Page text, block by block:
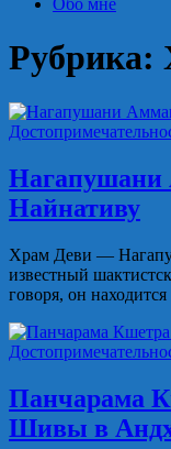
Обо мне
Рубрика:
Нагапушани
Найнативу
Храм Деви —
известный
говоря, он
Панчарама
Шивы в